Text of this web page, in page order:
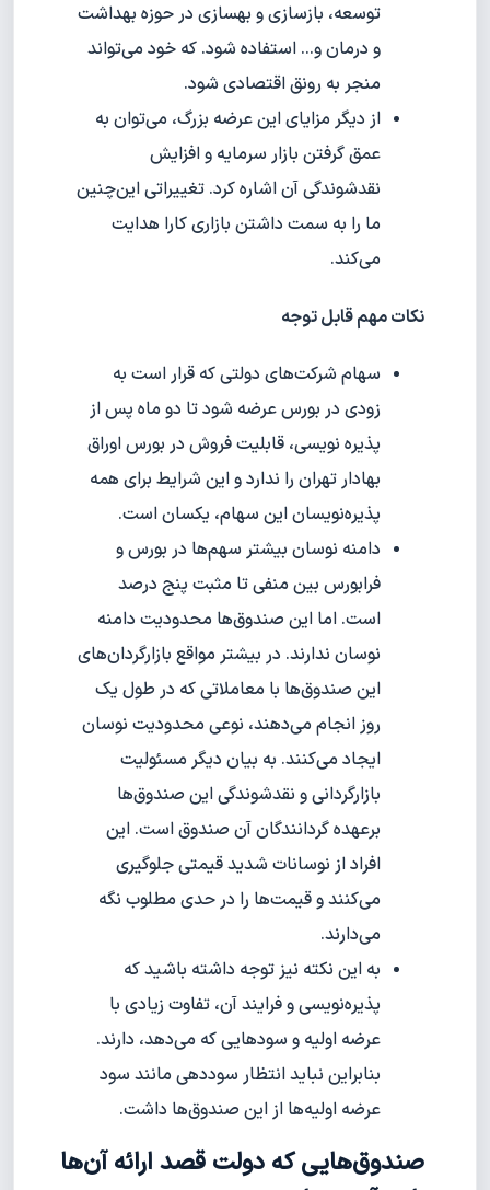
توسعه، بازسازی و بهسازی در حوزه بهداشت
و درمان و... استفاده ‌شود. که خود می‌تواند
منجر به رونق اقتصادی شود.
از دیگر مزایای این عرضه بزرگ، می‌توان به
عمق گرفتن بازار سرمایه و افزایش
نقد‌شوندگی آن اشاره کرد. تغییراتی این‌چنین
ما را به سمت داشتن بازاری کارا هدایت
می‌کند.
نکات مهم قابل توجه
سهام شرکت‌های دولتی که قرار است به
زودی در بورس عرضه شود تا دو ماه پس از
پذیره نویسی، قابلیت فروش در بورس اوراق
بهادار تهران را ندارد و این شرایط برای همه
پذیره‌نویسان این سهام، یکسان است.
دامنه نوسان بیشتر سهم‌ها در بورس و
فرابورس بین منفی تا مثبت پنج درصد
است. اما این صندوق‌ها محدودیت دامنه
نوسان ندارند. در بیشتر مواقع بازارگردان‌های
این صندوق‌ها با معاملاتی که در طول یک
روز انجام می‌دهند، نوعی محدودیت نوسان
ایجاد می‌کنند. به بیان دیگر مسئولیت
بازارگردانی و نقدشوندگی این صندوق‌ها
برعهده گردانندگان آن صندوق است. این
افراد از نوسانات شدید قیمتی جلوگیری
می‌کنند و قیمت‌ها را در حدی مطلوب نگه
می‌دارند.
به این نکته نیز توجه داشته باشید که
پذیره‌نویسی و فرایند آن، تفاوت زیادی با
عرضه اولیه و سودهایی که می‌دهد، دارند.
بنابراین نباید انتظار سود‌دهی مانند سود
عرضه اولیه‌ها از این صندوق‌ها داشت.
صندوق‌هایی که دولت قصد ارائه آن‌ها